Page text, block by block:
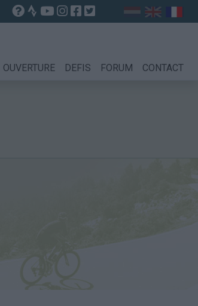
OUVERTURE DEFIS FORUM CONTACT